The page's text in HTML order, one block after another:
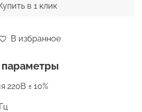
В избранное
в 1 клик
параметры
220В ± 10%